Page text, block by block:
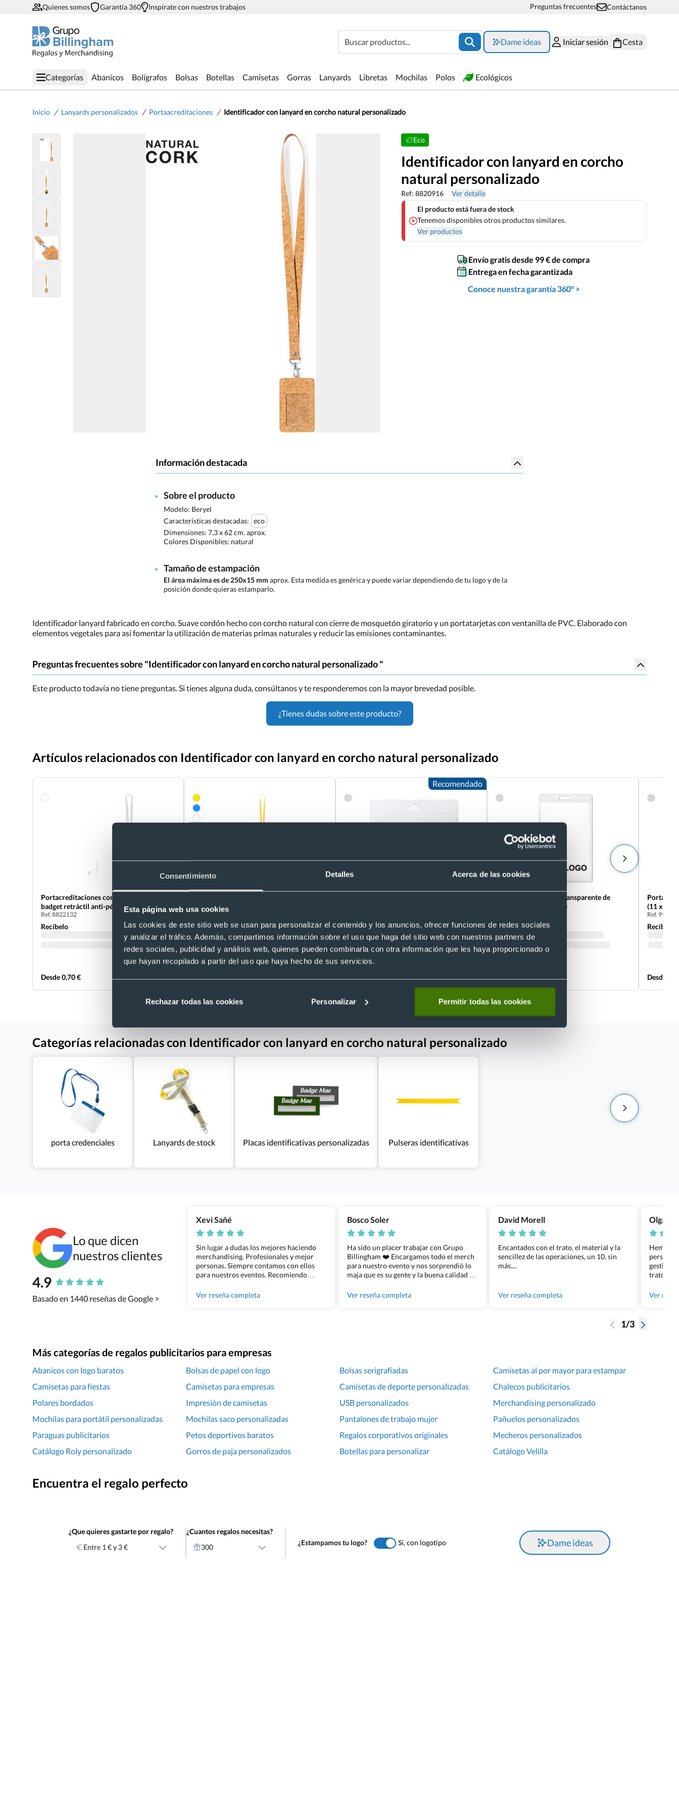
Consentimiento Detalles Acerca de las cookies
Esta página web usa cookies
Las cookies de este sitio web se usan para personalizar el contenido y los anuncios, ofrecer funciones de redes sociales
y analizar el tráfico. Además, compartimos información sobre el uso que haga del sitio web con nuestros partners de
redes sociales, publicidad y análisis web, quienes pueden combinarla con otra información que les haya proporcionado o
que hayan recopilado a partir del uso que haya hecho de sus servicios.
Rechazar todas las cookies Personalizar Permitir todas las cookies
Quienes somos Garantía 360 Inspírate con nuestros trabajos Preguntas frecuentes Contáctanos
Buscar productos... Dame ideas Iniciar sesión Cesta
Categorías Abanicos Bolígrafos Bolsas Botellas Camisetas Gorras Lanyards Libretas Mochilas Polos Ecológicos
Inicio / Lanyards personalizados / Portaacreditaciones / Identificador con lanyard en corcho natural personalizado
Eco
Identificador con lanyard en corcho
natural personalizado
Ref: 8820916
Ver detalle
El producto está fuera de stock
Tenemos disponibles otros productos similares.
Ver productos
Envío gratis desde 99 € de compra
Entrega en fecha garantizada
Conoce nuestra garantía 360° >
Información destacada
Sobre el producto
Modelo: Beryel
Características destacadas: eco
Dimensiones: 7,3 x 62 cm. aprox.
Colores Disponibles: natural
Tamaño de estampación
El área máxima es de 250x15 mm aprox. Esta medida es genérica y puede variar dependiendo de tu logo y de la
posición donde quieras estamparlo.
Identificador lanyard fabricado en corcho. Suave cordón hecho con corcho natural con cierre de mosquetón giratorio y un portatarjetas con ventanilla de PVC. Elaborado con
elementos vegetales para así fomentar la utilización de materias primas naturales y reducir las emisiones contaminantes.
Preguntas frecuentes sobre "Identificador con lanyard en corcho natural personalizado "
Este producto todavía no tiene preguntas. Si tienes alguna duda, consúltanos y te responderemos con la mayor brevedad posible.
¿Tienes dudas sobre este producto?
Artículos relacionados con Identificador con lanyard en corcho natural personalizado
Portacreditaciones con cinta de cuello y
badget retráctil anti-pérdida
Ref. 8822132
Recíbelo
Desde 0,70 €
(acreditación 11 x 9.6 cm)
Ref. 883709
Recíbelo
Desde 0,09 €
Recomendado
Recíbelo
Desde 0,04 €
Portaacreditaciones transparente de
plástico (7,5 x 12,5 cm)
Recíbelo
Desde 0,07 €
(11 x 17
Ref.
Recíbelo
Desde
Categorías relacionadas con Identificador con lanyard en corcho natural personalizado
porta credenciales Lanyards de stock Placas identificativas personalizadas Pulseras identificativas
Lo que dicen
nuestros clientes
4.9
Basado en 1440 reseñas de Google >
Xevi Sañé
Sin lugar a dudas los mejores haciendo
merchandising. Profesionales y mejor
personas. Siempre contamos con ellos
para nuestros eventos. Recomiendo
Ver reseña completa
Bosco Soler
Ha sido un placer trabajar con Grupo
Billingham ❤️ Encargamos todo el merch
para nuestro evento y nos sorprendió lo
maja que es su gente y la buena calidad de
100% recomendado!!
Ver reseña completa
David Morell
Encantados con el trato, el material y la
sencillez de las operaciones, un 10, sin
más....
Ver reseña completa
Olga
Hemos
gestión
trato
gente
Ver
1/3
Más categorías de regalos publicitarios para empresas
Abanicos con logo baratos Bolsas de papel con logo Bolsas serigrafiadas
Camisetas al por mayor para estampar
Camisetas para fiestas
Camisetas para empresas Camisetas de deporte personalizadas
Chalecos publicitarios
Polares bordados
Impresión de camisetas USB personalizados
Merchandising personalizado
Mochilas para portátil personalizadas
Mochilas saco personalizadas Pantalones de trabajo mujer
Pañuelos personalizados
Paraguas publicitarios
Petos deportivos baratos Regalos corporativos originales
Mecheros personalizados
Catálogo Roly personalizado
Gorros de paja personalizados Botellas para personalizar Catálogo Velilla
Encuentra el regalo perfecto
¿Que quieres gastarte por regalo?
Entre 1 € y 3 €
¿Cuantos regalos necesitas?
300
¿Estampamos tu logo? Si, con logotipo Dame ideas